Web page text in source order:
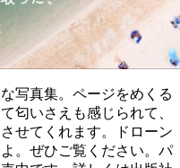
写真集。ページをめくる
匂いさえも感じられて、
せてくれます。ドローン
。ぜひご覧ください。パ